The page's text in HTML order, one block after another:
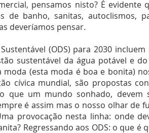
pensamos nisto? É evidente
de banho, sanitas, autoclismos,
deveríamos pensar.
(ODS) para 2030
sustentável da água potável e
moda (esta moda é boa e bonita)
cívica mundial, são propostas
que um mundo sonhado, devem
é assim mas o nosso olhar de
provocação nesta linha: onde
Regressando aos ODS: o que é